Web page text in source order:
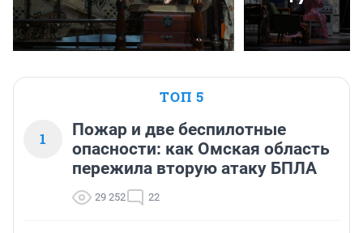
ТОП 5
1
Пожар и две беспилотные
опасности: как Омская область
пережила вторую атаку БПЛА
29 252 22